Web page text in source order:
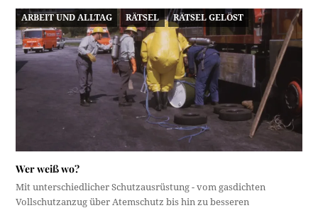
ARBEIT UND ALLTAG RÄTSEL RÄTSEL GELÖST
Wer weiß wo?
Mit unterschiedlicher Schutzausrüstung - vom gasdichten
Vollschutzanzug über Atemschutz bis hin zu besseren